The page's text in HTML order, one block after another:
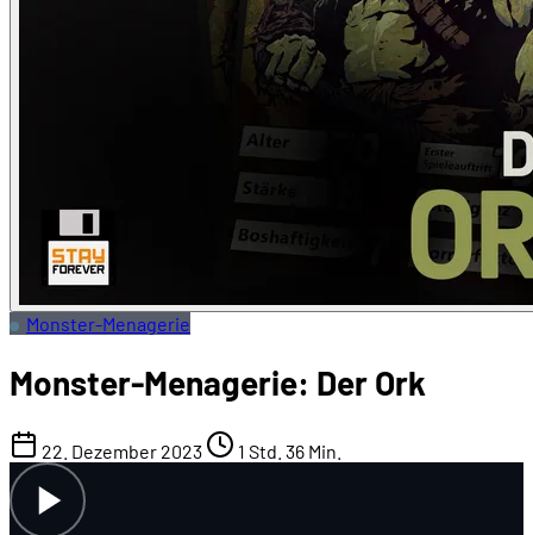
Monster-Menagerie
Monster-Menagerie: Der Ork
22. Dezember 2023 1 Std. 36 Min.